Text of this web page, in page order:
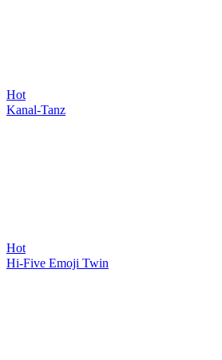
Hot
Kanal-Tanz
Hot
Hi-Five Emoji Twin